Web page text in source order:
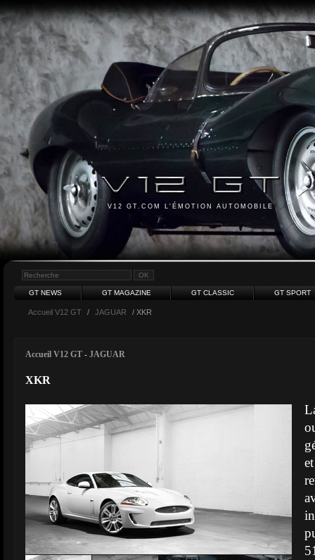
V12 GT.COM L'ÉMOTION AUTOMOBILE
GT NEWS GT MAGAZINE GT CLASSIC GT SPORT
Accueil V12 GT / JAGUAR / XKR
Accueil V12 GT - JAGUAR
XKR